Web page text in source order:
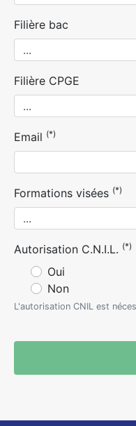
Filière bac
Filière CPGE
Email (*)
Formations visées (*)
Autorisation C.N.I.L. (*)
Oui
Non
L'autorisation CNIL est